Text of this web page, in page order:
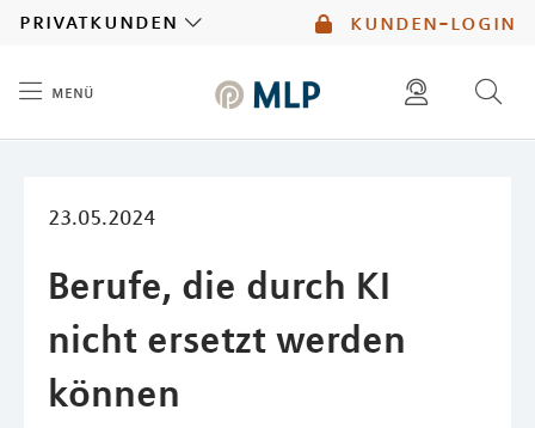
kunden-login
privatkunden
menü
23.05.2024
Berufe, die durch KI
nicht ersetzt werden
können